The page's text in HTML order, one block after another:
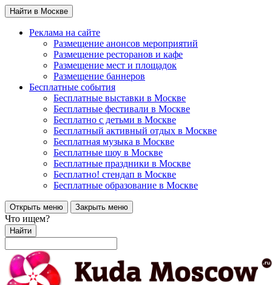
Найти в Москве
Реклама на сайте
Размещение анонсов мероприятий
Размещение ресторанов и кафе
Размещение мест и площадок
Размещение баннеров
Бесплатные события
Бесплатные выставки в Москве
Бесплатные фестивали в Москве
Бесплатно с детьми в Москве
Бесплатный активный отдых в Москве
Бесплатная музыка в Москве
Бесплатные шоу в Москве
Бесплатные праздники в Москве
Бесплатно! стендап в Москве
Бесплатные образование в Москве
Открыть меню Закрыть меню
Что ищем?
Найти